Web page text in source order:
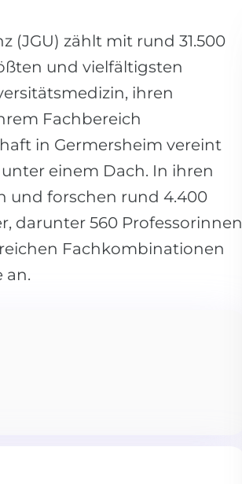
(JGU) zählt mit rund 31.500
und vielfältigsten
ihren
Fachbereich
in Germersheim vereint
einem Dach. In ihren
und forschen rund 4.400
darunter 560 Professorinnen
Fachkombinationen
an.